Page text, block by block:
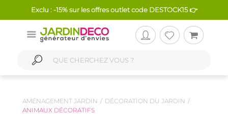
Exclu : -15% sur les offres outlet code DESTOCK15 👉
AMÉNAGEMENT JARDIN
DÉCORATION DU JARDIN
ANIMAUX DÉCORATIFS